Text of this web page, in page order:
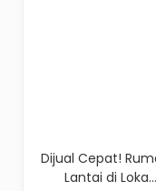
Cepat! Rumah 2
Lantai di Loka...